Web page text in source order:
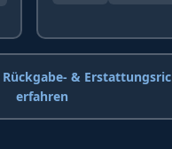
&
erfahren